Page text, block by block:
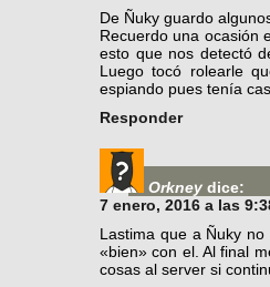
De Ñuky guardo
Recuerdo una ocasión
esto que nos detectó
Luego tocó rolearle
espiando pues tenía
Responder
Orkney dice:
7 enero, 2016 a las
Lastima que a Ñuky
«bien» con el. Al final
cosas al server si